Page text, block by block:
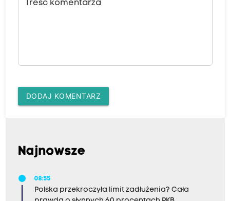
Treść komentarza
DODAJ KOMENTARZ
Najnowsze
08:55
Polska przekroczyła limit zadłużenia? Cała